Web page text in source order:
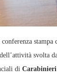
stampa
svolta
di Carabinieri